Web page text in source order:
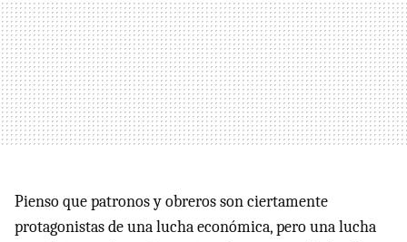
Pienso que patronos y obreros son ciertamente
protagonistas de una lucha económica, pero una lucha